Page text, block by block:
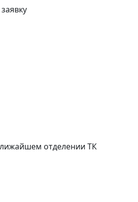
отделении ТК